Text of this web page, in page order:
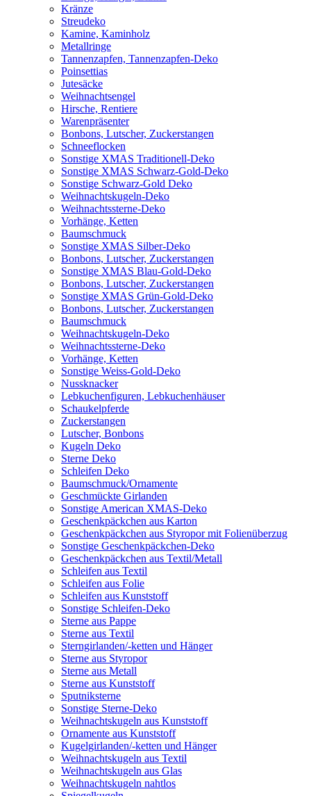
Kränze
Streudeko
Kamine, Kaminholz
Metallringe
Tannenzapfen, Tannenzapfen-Deko
Poinsettias
Jutesäcke
Weihnachtsengel
Hirsche, Rentiere
Warenpräsenter
Bonbons, Lutscher, Zuckerstangen
Schneeflocken
Sonstige XMAS Traditionell-Deko
Sonstige XMAS Schwarz-Gold-Deko
Sonstige Schwarz-Gold Deko
Weihnachtskugeln-Deko
Weihnachtssterne-Deko
Vorhänge, Ketten
Baumschmuck
Sonstige XMAS Silber-Deko
Bonbons, Lutscher, Zuckerstangen
Sonstige XMAS Blau-Gold-Deko
Bonbons, Lutscher, Zuckerstangen
Sonstige XMAS Grün-Gold-Deko
Bonbons, Lutscher, Zuckerstangen
Baumschmuck
Weihnachtskugeln-Deko
Weihnachtssterne-Deko
Vorhänge, Ketten
Sonstige Weiss-Gold-Deko
Nussknacker
Lebkuchenfiguren, Lebkuchenhäuser
Schaukelpferde
Zuckerstangen
Lutscher, Bonbons
Kugeln Deko
Sterne Deko
Schleifen Deko
Baumschmuck/Ornamente
Geschmückte Girlanden
Sonstige American XMAS-Deko
Geschenkpäckchen aus Karton
Geschenkpäckchen aus Styropor mit Folienüberzug
Sonstige Geschenkpäckchen-Deko
Geschenkpäckchen aus Textil/Metall
Schleifen aus Textil
Schleifen aus Folie
Schleifen aus Kunststoff
Sonstige Schleifen-Deko
Sterne aus Pappe
Sterne aus Textil
Sterngirlanden/-ketten und Hänger
Sterne aus Styropor
Sterne aus Metall
Sterne aus Kunststoff
Sputniksterne
Sonstige Sterne-Deko
Weihnachtskugeln aus Kunststoff
Ornamente aus Kunststoff
Kugelgirlanden/-ketten und Hänger
Weihnachtskugeln aus Textil
Weihnachtskugeln aus Glas
Weihnachtskugeln nahtlos